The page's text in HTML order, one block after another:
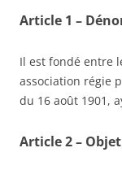
Article 1 –
Il est fondé entre
association régie
du 16 août 1901,
Article 2 – Objet